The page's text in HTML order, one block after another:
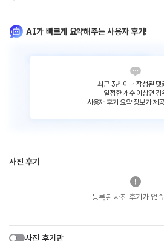
AI가 빠르게 요약해주는 사용자 후기!
최근 3년 이내 작성된 댓
일정한 개수 이상인 경
사용자 후기 요약 정보가 제
사진 후기
등록된 사진 후기가 없
사진 후기만